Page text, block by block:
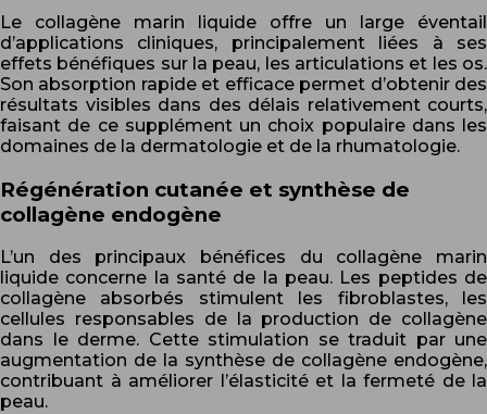
Le collagène marin liquide offre un large éventail
d’applications cliniques, principalement liées à ses
effets bénéfiques sur la peau, les articulations et les os.
Son absorption rapide et efficace permet d’obtenir des
résultats visibles dans des délais relativement courts,
faisant de ce supplément un choix populaire dans les
domaines de la dermatologie et de la rhumatologie.
Régénération cutanée et synthèse de
collagène endogène
L’un des principaux bénéfices du collagène marin
liquide concerne la santé de la peau. Les peptides de
collagène absorbés stimulent les fibroblastes, les
cellules responsables de la production de collagène
dans le derme. Cette stimulation se traduit par une
augmentation de la synthèse de collagène endogène,
contribuant à améliorer l’élasticité et la fermeté de la
peau.